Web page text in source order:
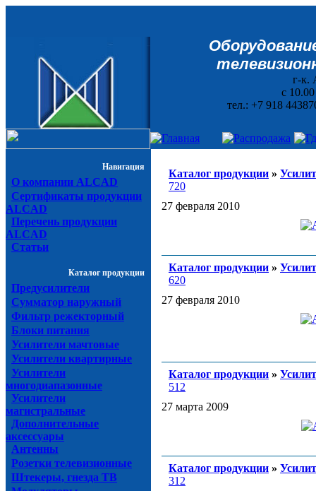
г-к.
с
тел.: +7 918
Навигация
О компании ALCAD
Сертификаты продукции
ALCAD
Перечень продукции
ALCAD
Статьи
Каталог продукции
Предусилители
Сумматор наружный
Фильтр режекторный
Блоки питания
Усилители мачтовые
Усилители квартирные
Усилители
многодиапазонные
Усилители
магистральные
Дополнительные
аксессуары
Антенны
Розетки телевизионные
Штекеры, гнезда ТВ
Каталог продукции »
720
27 февраля 2010
Каталог продукции »
620
27 февраля 2010
Каталог продукции »
512
27 марта 2009
Каталог продукции »
312